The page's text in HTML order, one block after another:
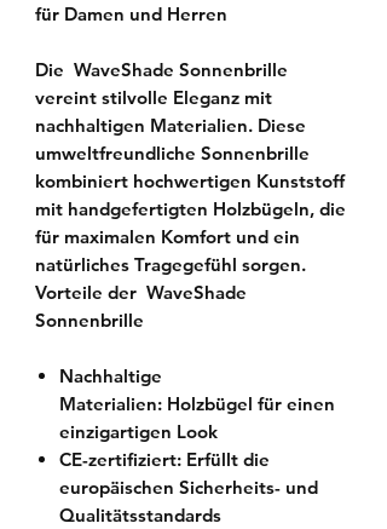
für Damen und Herren
Die WaveShade Sonnenbrille
vereint stilvolle Eleganz mit
nachhaltigen Materialien. Diese
umweltfreundliche Sonnenbrille
kombiniert hochwertigen Kunststoff
mit handgefertigten Holzbügeln, die
für maximalen Komfort und ein
natürliches Tragegefühl sorgen.
Vorteile der WaveShade
Sonnenbrille
Nachhaltige
Materialien: Holzbügel für einen
einzigartigen Look
CE-zertifiziert: Erfüllt die
europäischen Sicherheits- und
Qualitätsstandards